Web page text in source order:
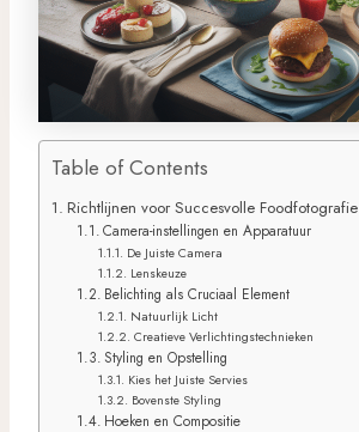
Table of Contents
Richtlijnen voor Succesvolle Foodfotografie
Camera-instellingen en Apparatuur
De Juiste Camera
Lenskeuze
Belichting als Cruciaal Element
Natuurlijk Licht
Creatieve Verlichtingstechnieken
Styling en Opstelling
Kies het Juiste Servies
Bovenste Styling
Hoeken en Compositie